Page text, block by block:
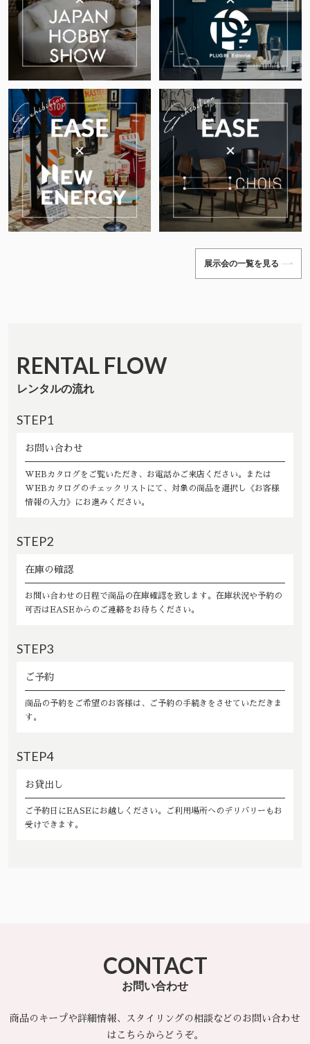
展示会の一覧を見る
RENTAL FLOW
レンタルの流れ
STEP1
お問い合わせ
WEBカタログをご覧いただき、お電話かご来店ください。または
WEBカタログのチェックリストにて、対象の商品を選択し《お客様
情報の入力》にお進みください。
STEP2
在庫の確認
お問い合わせの日程で商品の在庫確認を致します。在庫状況や予約の
可否はEASEからのご連絡をお待ちください。
STEP3
ご予約
商品の予約をご希望のお客様は、ご予約の手続きをさせていただきま
す。
STEP4
お貸出し
ご予約日にEASEにお越しください。ご利用場所へのデリバリーもお
受けできます。
CONTACT
お問い合わせ
商品のキープや詳細情報、スタイリングの相談などのお問い合わせ
はこちらからどうぞ。